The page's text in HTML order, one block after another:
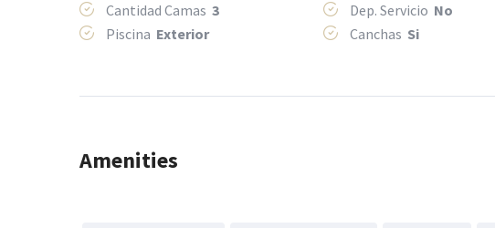
Cantidad Camas 3 Dep. Servicio No
Piscina Exterior Canchas Si
Amenities